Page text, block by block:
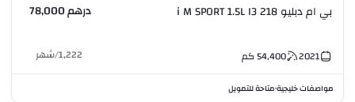
بي ام دبليو 218 i M SPORT 1.5L I3 درهم 78,000
2021
54,400كم 1,222
/شهر
مواصفات خليجية•متاحة للتمويل